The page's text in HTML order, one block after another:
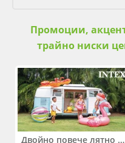
Промоции,
трайно ниски
Двойно повече лятно забавление! Купи 2 продукта INTEX и вземи -33%